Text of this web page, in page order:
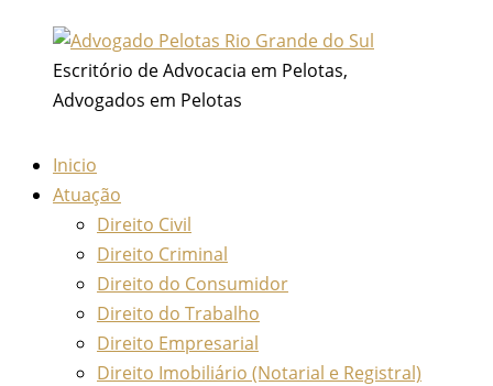
conteúdo
Escritório de Advocacia em Pelotas,
Advogados em Pelotas
Inicio
Atuação
Direito Civil
Direito Criminal
Direito do Consumidor
Direito do Trabalho
Direito Empresarial
Direito Imobiliário (Notarial e Registral)